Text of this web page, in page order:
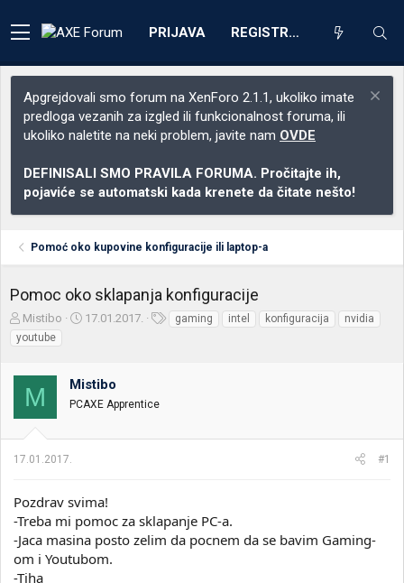
PRIJAVA REGISTRACIJA
Apgrejdovali smo forum na XenForo 2.1.1, ukoliko imate
predloga vezanih za izgled ili funkcionalnost foruma, ili
ukoliko naletite na neki problem, javite nam OVDE
DEFINISALI SMO PRAVILA FORUMA. Pročitajte ih,
pojaviće se automatski kada krenete da čitate nešto!
Pomoć oko kupovine konfiguracije ili laptop-a
Pomoc oko sklapanja konfiguracije
Z
a
č
e
Mistibo
D
m
p
j
a
17.01.2017. gaming intel konfiguracija
nvidia
youtube
M Mistibo
PCAXE Apprentice
17.01.2017. #1
Pozdrav svima!
-Treba mi pomoc za sklapanje PC-a.
-Jaca masina posto zelim da pocnem da se bavim Gaming-
om i Youtubom.
-Tiha